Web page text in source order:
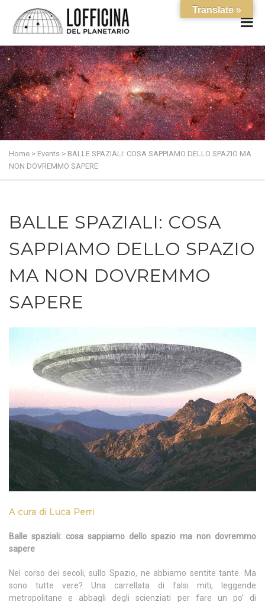
Home > Events > BALLE SPAZIALI: COSA SAPPIAMO DELLO SPAZIO MA
NON DOVREMMO SAPERE
BALLE SPAZIALI: COSA
SAPPIAMO DELLO SPAZIO
MA NON DOVREMMO
SAPERE
A cura di Luca Perri
Balle spaziali: cosa sappiamo dello spazio ma non dovremmo
sapere
Nel corso dei secoli, sullo Spazio, ne abbiamo sentite tante. Ma
sono tutte vere? Una carrellata di falsi miti, leggende
metropolitane e abbagli degli scienziati per fare un po’ di
Translate »